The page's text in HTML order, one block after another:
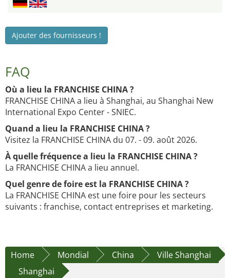
Ajouter des fournisseurs !
FAQ
Où a lieu la FRANCHISE CHINA ?
FRANCHISE CHINA a lieu à Shanghai, au Shanghai New
International Expo Center - SNIEC.
Quand a lieu la FRANCHISE CHINA ?
Visitez la FRANCHISE CHINA du 07. - 09. août 2026.
À quelle fréquence a lieu la FRANCHISE CHINA ?
La FRANCHISE CHINA a lieu annuel.
Quel genre de foire est la FRANCHISE CHINA ?
La FRANCHISE CHINA est une foire pour les secteurs
suivants : franchise, contact entreprises et marketing.
Home Mondial China
Ville Shanghai
Shanghai